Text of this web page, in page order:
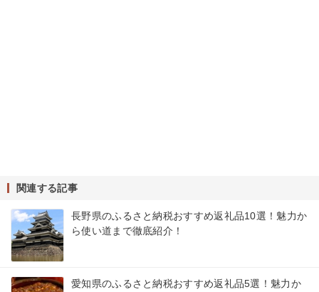
関連する記事
長野県のふるさと納税おすすめ返礼品10選！魅力か
ら使い道まで徹底紹介！
愛知県のふるさと納税おすすめ返礼品5選！魅力か